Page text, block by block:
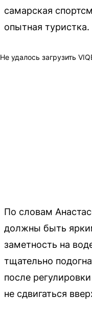
самарская
опытная туристка.
Не удалось загрузить
По словам
должны быть
заметность на
тщательно
после
не сдвигаться